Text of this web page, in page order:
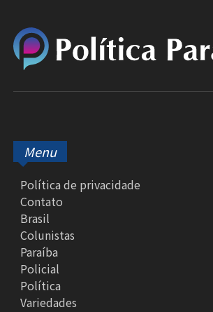
Menu
Política de privacidade
Contato
Brasil
Colunistas
Paraíba
Policial
Política
Variedades